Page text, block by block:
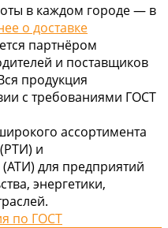
в каждом городе — в
о доставке
партнёром
и поставщиков
продукция
с требованиями ГОСТ
ассортимента
и
(АТИ) для предприятий
энергетики,
по ГОСТ